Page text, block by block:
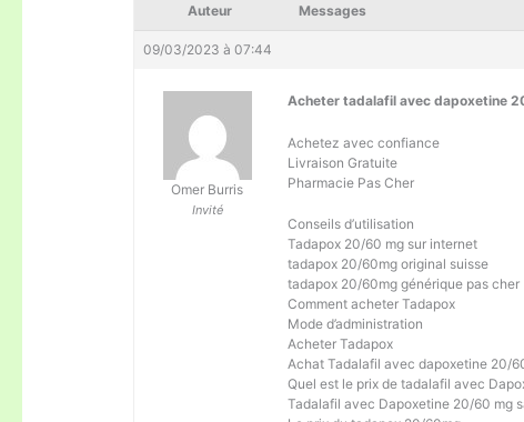
Auteur Messages
09/03/2023 à 07:44
Omer Burris
Invité
Acheter tadalafil avec dapoxetine
Achetez avec confiance
Livraison Gratuite
Pharmacie Pas Cher
Conseils d’utilisation
Tadapox 20/60 mg sur internet
tadapox 20/60mg original suisse
tadapox 20/60mg générique pas cher
Comment acheter Tadapox
Mode d’administration
Acheter Tadapox
Achat Tadalafil avec dapoxetine 20/
Quel est le prix de tadalafil avec
Tadalafil avec Dapoxetine 20/60 mg